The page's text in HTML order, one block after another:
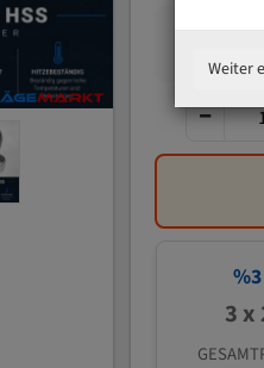
%3
3 x
Weiter